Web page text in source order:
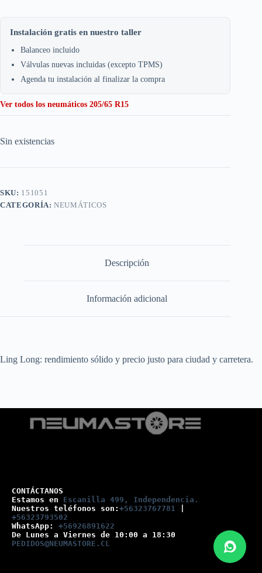
Instalación gratis en nuestro taller
Balanceo incluido
Válvulas nuevas incluidas (excepto TPMS)
Agenda tu instalación al finalizar la compra
Ver todos los neumáticos 205/65 R15
Sin existencias
SKU: 151051
CATEGORÍA:NEUMÁTICOS
Descripción
Información adicional
Ling Long: rendimiento sólido y precio justo para ciudad y carretera.
CONTÁCTANOS
Estamos en Escanilla 499, Independencia.
Nuestros teléfonos son: +56323767781
+56323793502
WhatsApp: +56926891622
De Lunes a Viernes de 10:00 a 18:30
PEDIDOS@NEUMASTORE.CL